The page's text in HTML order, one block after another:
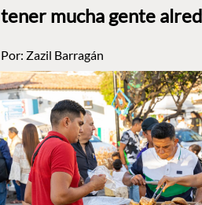
tener mucha gente
Por: Zazil Barragán